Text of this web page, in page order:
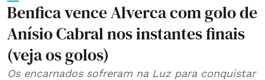
Benfica vence Alverca com golo de
Anísio Cabral nos instantes finais
(veja os golos)
Os encarnados sofreram na Luz para conquistar